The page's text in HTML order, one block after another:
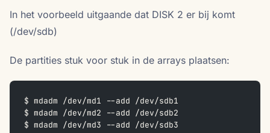
In het voorbeeld uitgaande dat DISK 2 er bij komt
(/dev/sdb)
De partities stuk voor stuk in de arrays plaatsen:
$ mdadm /dev/md1 --add /dev/sdb1
$ mdadm /dev/md2 --add /dev/sdb2
$ mdadm /dev/md3 --add /dev/sdb3